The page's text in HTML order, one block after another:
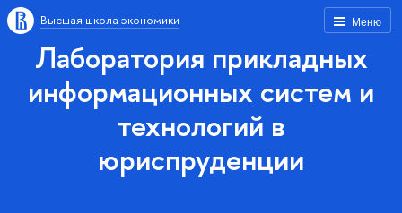
Меню
Высшая школа экономики
Лаборатория прикладных
информационных систем и
технологий в
юриспруденции